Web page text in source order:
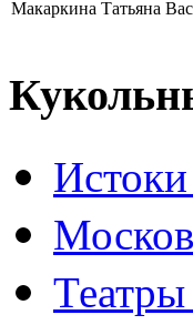
Макаркина Татьяна